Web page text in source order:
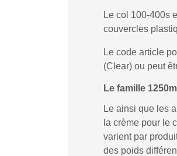
Le col 100-400s
couvercles
Le code article
(Clear) ou peut
Le famille
Le ainsi que les
la crème pour le
varient par
des poids